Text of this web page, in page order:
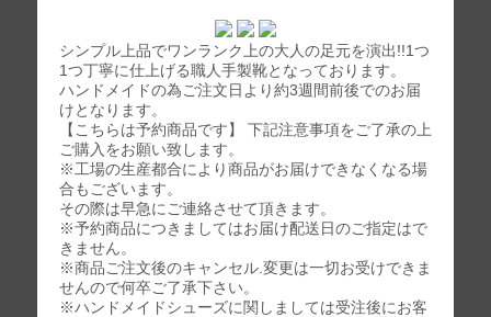
シンプル上品でワンランク上の大人の足元を演出!!1つ
1つ丁寧に仕上げる職人手製靴となっております。
ハンドメイドの為ご注文日より約3週間前後でのお届
けとなります。
【こちらは予約商品です】 下記注意事項をご了承の上
ご購入をお願い致します。
※工場の生産都合により商品がお届けできなくなる場
合もございます。
その際は早急にご連絡させて頂きます。
※予約商品につきましてはお届け配送日のご指定はで
きません。
※商品ご注文後のキャンセル.変更は一切お受けできま
せんので何卒ご了承下さい。
※ハンドメイドシューズに関しましては受注後にお客